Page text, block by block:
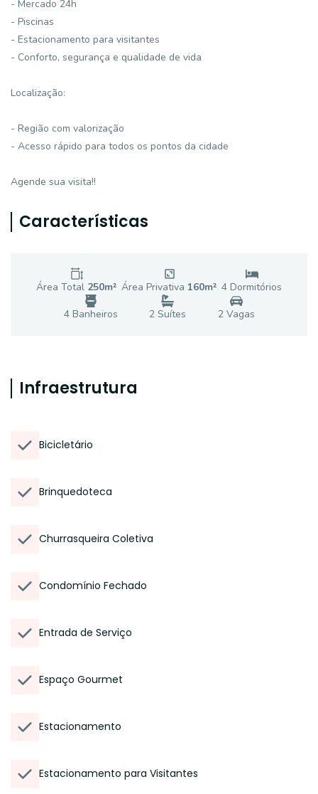
- Mercado 24h
- Piscinas
- Estacionamento para visitantes
- Conforto, segurança e qualidade de vida
Localização:
- Região com valorização
- Acesso rápido para todos os pontos da cidade
Agende sua visita!!
Características
Área Total 250m² Área Privativa 160m² 4 Dormitórios
4Banheiros 2 Suítes 2Vagas
Infraestrutura
Bicicletário
Brinquedoteca
Churrasqueira Coletiva
Condomínio Fechado
Entrada de Serviço
Espaço Gourmet
Estacionamento
Estacionamento para Visitantes